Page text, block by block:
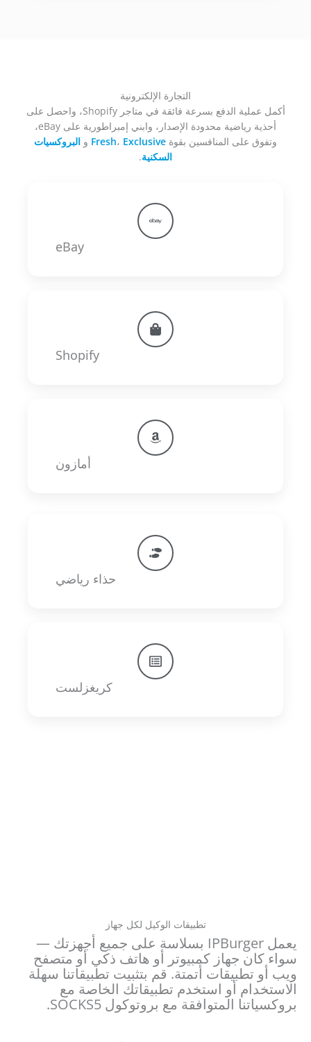
التجارة الإلكترونية
أكمل عملية الدفع بسرعة فائقة في متاجر Shopify، واحصل على
أحذية رياضية محدودة الإصدار، وابني إمبراطورية على eBay،
وتفوق على المنافسين بقوة
Fresh، Exclusive و البروكسيات
السكنية.​
eBay
Shopify
أمازون
حذاء رياضي
كريغزلست
تطبيقات الوكيل لكل جهاز
يعمل IPBurger بسلاسة على جميع أجهزتك —
سواء كان جهاز كمبيوتر أو هاتف ذكي أو متصفح
ويب أو تطبيقات أتمتة. قم بتثبيت تطبيقاتنا سهلة
الاستخدام أو استخدم تطبيقاتك الخاصة مع
بروكسياتنا المتوافقة مع بروتوكول SOCKS5.